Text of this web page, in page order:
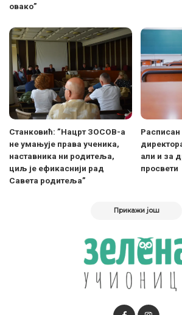
овако”
Станковић: ”Нацрт ЗОСОВ-а
не умањује права ученика,
наставника ни родитеља,
циљ је ефикаснији рад
Савета родитеља”
али и за
просвети
Прикажи још